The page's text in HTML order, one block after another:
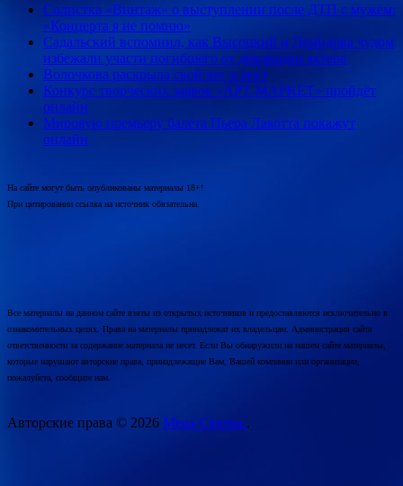
Солистка «Винтаж» о выступлении после ДТП с мужем:
«Концерта я не помню»
Садальский вспомнил, как Высоцкий и Демидова чудом
избежали участи погибшего от декорации актера
Волочкова раскрыла свой вес и рост
Конкурс творческих заявок «АРТ-МАРКЕТ» пройдёт
онлайн
Мировую премьеру балета Пьера Лакотта покажут
онлайн
На сайте могут быть опубликованы материалы 18+!
При цитировании ссылка на источник обязательна.
Все материалы на данном сайте взяты из открытых источников и предоставляются исключительно в
ознакомительных целях. Права на материалы принадлежат их владельцам. Администрация сайта
ответственности за содержание материала не несет. Если Вы обнаружили на нашем сайте материалы,
которые нарушают авторские права, принадлежащие Вам, Вашей компании или организации,
пожалуйста, сообщите нам.
Авторские права © 2026 Mega Cinema..